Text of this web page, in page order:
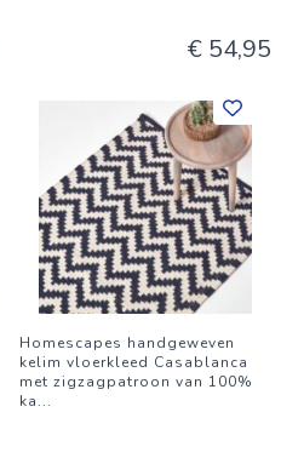
€ 54,95
Homescapes handgeweven
kelim vloerkleed Casablanca
met zigzagpatroon van 100%
ka...